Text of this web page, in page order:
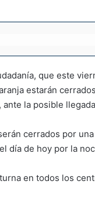
que este
estarán
la posible
cerrados por
día de hoy por la
en todos los